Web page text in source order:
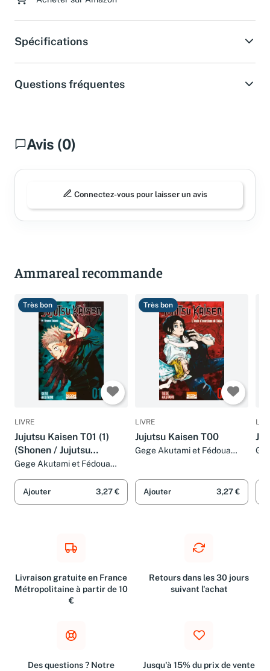
Spécifications
Questions fréquentes
Avis (0)
Connectez-vous pour laisser un avis
Ammareal recommande
Très bon
LIVRE
Jujutsu Kaisen T01 (1)
(Shonen / Jujutsu
Kaisen), (français)
Gege Akutami et Fédoua
Ajouter 3,27 €
Très bon
LIVRE
Jujutsu Kaisen T00
Gege Akutami et Fédoua
Ajouter 3,27 €
Livraison gratuite en France
Métropolitaine à partir de 10
€
Retours dans les 30 jours
suivant l'achat
Des questions ? Notre
Jusqu'à 15% du prix de vente